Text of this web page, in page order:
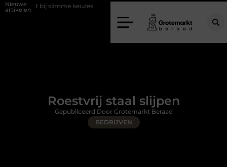
Nieuwe
artikelenkeuzes Waarom kiezen voor een rijschool in Utrecht?
Roestvrij staal slijpen
BEDRIJVEN
Gepubliceerd Door Grotemarkt Beraad